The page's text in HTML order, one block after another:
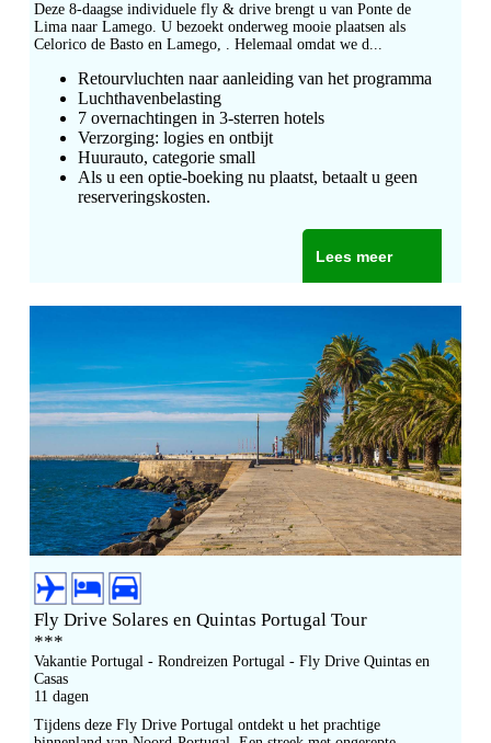
Deze 8-daagse individuele fly & drive brengt u van Ponte de
Lima naar Lamego. U bezoekt onderweg mooie plaatsen als
Celorico de Basto en Lamego, . Helemaal omdat we d...
Retourvluchten naar aanleiding van het programma
Luchthavenbelasting
7 overnachtingen in 3-sterren hotels
Verzorging: logies en ontbijt
Huurauto, categorie small
Als u een optie-boeking nu plaatst, betaalt u geen
reserveringskosten.
Lees meer
Fly Drive Solares en Quintas Portugal Tour
***
Vakantie Portugal - Rondreizen Portugal - Fly Drive Quintas en
Casas
11 dagen
Tijdens deze Fly Drive Portugal ontdekt u het prachtige